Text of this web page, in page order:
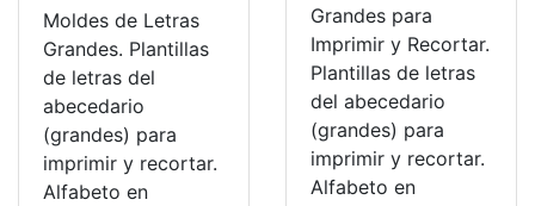
Moldes de Letras
Grandes. Plantillas
de letras del
abecedario
(grandes) para
imprimir y recortar.
Alfabeto en
Grandes para
Imprimir y Recortar.
Plantillas de letras
del abecedario
(grandes) para
imprimir y recortar.
Alfabeto en